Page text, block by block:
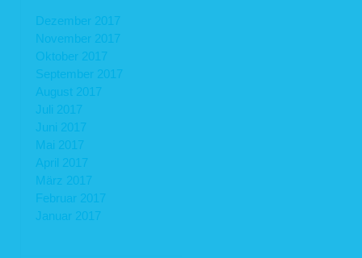
Dezember 2017
November 2017
Oktober 2017
September 2017
August 2017
Juli 2017
Juni 2017
Mai 2017
April 2017
März 2017
Februar 2017
Januar 2017